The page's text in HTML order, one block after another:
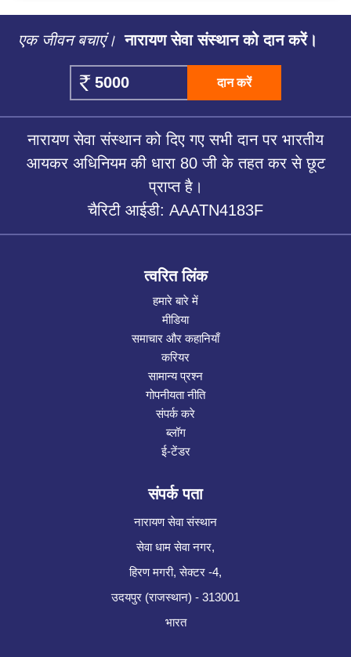
एक जीवन बचाएं। नारायण सेवा संस्थान को दान करें।
दान करें
नारायण सेवा संस्थान को दिए गए सभी दान पर भारतीय
आयकर अधिनियम की धारा 80 जी के तहत कर से छूट
प्राप्त है।
चैरिटी आईडी: AAATN4183F
त्वरित लिंक
हमारे बारे में
मीडिया
समाचार और कहानियाँ
करियर
सामान्य प्रश्न
गोपनीयता नीति
संपर्क करे
ब्लॉग
ई-टेंडर
संपर्क पता
नारायण सेवा संस्थान
सेवा धाम सेवा नगर,
हिरण मगरी, सेक्टर -4,
उदयपुर (राजस्थान) - 313001
भारत